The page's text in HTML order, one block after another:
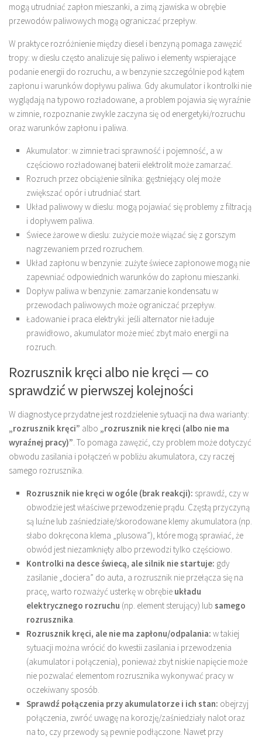
mogą utrudniać zapłon mieszanki, a zimą zjawiska w obrębie
przewodów paliwowych mogą ograniczać przepływ.
W praktyce rozróżnienie między diesel i benzyną pomaga zawęzić
tropy: w dieslu często analizuje się paliwo i elementy wspierające
podanie energii do rozruchu, a w benzynie szczególnie pod kątem
zapłonu i warunków dopływu paliwa. Gdy akumulator i kontrolki nie
wyglądają na typowo rozładowane, a problem pojawia się wyraźnie
w zimnie, rozpoznanie zwykle zaczyna się od energetyki/rozruchu
oraz warunków zapłonu i paliwa.
Akumulator: w zimnie traci sprawność i pojemność, a w
częściowo rozładowanej baterii elektrolit może zamarzać.
Rozruch przez obciążenie silnika: gęstniejący olej może
zwiększać opór i utrudniać start.
Układ paliwowy w dieslu: mogą pojawiać się problemy z filtracją
i dopływem paliwa.
Świece żarowe w dieslu: zużycie może wiązać się z gorszym
nagrzewaniem przed rozruchem.
Układ zapłonu w benzynie: zużyte świece zapłonowe mogą nie
zapewniać odpowiednich warunków do zapłonu mieszanki.
Dopływ paliwa w benzynie: zamarzanie kondensatu w
przewodach paliwowych może ograniczać przepływ.
Ładowanie i praca elektryki: jeśli alternator nie ładuje
prawidłowo, akumulator może mieć zbyt mało energii na
rozruch.
Rozrusznik kręci albo nie kręci — co
sprawdzić w pierwszej kolejności
W diagnostyce przydatne jest rozdzielenie sytuacji na dwa warianty:
„rozrusznik kręci” albo „rozrusznik nie kręci (albo nie ma
wyraźnej pracy)” . To pomaga zawęzić, czy problem może dotyczyć
obwodu zasilania i połączeń w pobliżu akumulatora, czy raczej
samego rozrusznika.
Rozrusznik nie kręci w ogóle (brak reakcji): sprawdź, czy w
obwodzie jest właściwe przewodzenie prądu. Częstą przyczyną
są luźne lub zaśniedziałe/skorodowane klemy akumulatora (np.
słabo dokręcona klema „plusowa”), które mogą sprawiać, że
obwód jest niezamknięty albo przewodzi tylko częściowo.
Kontrolki na desce świecą, ale silnik nie startuje: gdy
zasilanie „dociera” do auta, a rozrusznik nie przełącza się na
pracę, warto rozważyć usterkę w obrębie układu
elektrycznego rozruchu (np. element sterujący) lub samego
rozrusznika
Rozrusznik kręci, ale nie ma zapłonu/odpalania: w takiej
sytuacji można wrócić do kwestii zasilania i przewodzenia
(akumulator i połączenia), ponieważ zbyt niskie napięcie może
nie pozwalać elementom rozrusznika wykonywać pracy w
oczekiwany sposób.
Sprawdź połączenia przy akumulatorze i ich stan: obejrzyj
połączenia, zwróć uwagę na korozję/zaśniedziały nalot oraz
na to, czy przewody są pewnie podłączone. Nawet przy